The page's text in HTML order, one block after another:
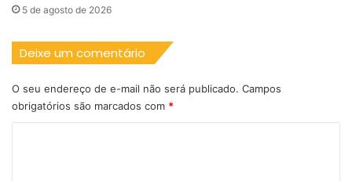
5 de agosto de 2026
Deixe um comentário
O seu endereço de e-mail não será publicado. Campos
obrigatórios são marcados com *